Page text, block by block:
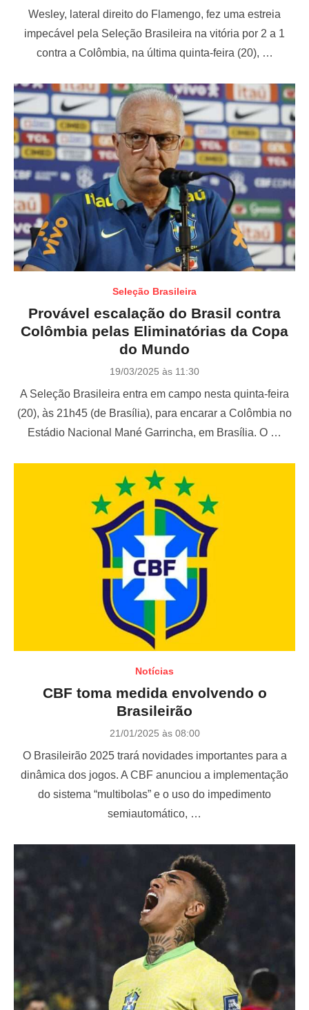
s
e
d
Wesley, lateral direito do Flamengo, fez uma estreia
impecável pela Seleção Brasileira na vitória por 2 a 1
contra a Colômbia, na última quinta-feira (20), …
Seleção Brasileira
Provável escalação do Brasil contra
Colômbia pelas Eliminatórias da Copa
do Mundo
P
s
t
e
19/03/2025 às 11:30
A Seleção Brasileira entra em campo nesta quinta-feira
(20), às 21h45 (de Brasília), para encarar a Colômbia no
Estádio Nacional Mané Garrincha, em Brasília. O …
Notícias
CBF toma medida envolvendo o
Brasileirão
P
s
e
d
n
21/01/2025 às 08:00
O Brasileirão 2025 trará novidades importantes para a
dinâmica dos jogos. A CBF anunciou a implementação
do sistema “multibolas” e o uso do impedimento
semiautomático, …